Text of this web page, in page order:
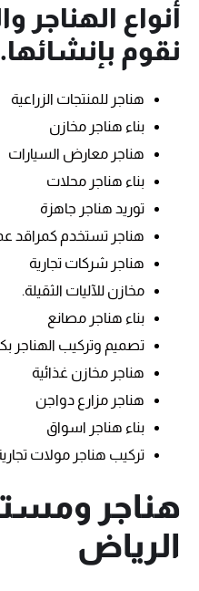
أنواع الهناجر
نقوم بإنشائها.
هناجر للمنتجات الزراعية
بناء هناجر مخازن
هناجر معارض السيارات
بناء هناجر محلات
توريد هناجر جاهزة
هناجر تستخدم كمراقد
هناجر شركات تجارية
مخازن للآليات الثقيلة.
بناء هناجر مصانع
تصميم وتركيب الهناجر
هناجر مخازن غذائية
هناجر مزارع دواجن
بناء هناجر اسواق
تركيب هناجر مولات
هناجر
الرياض